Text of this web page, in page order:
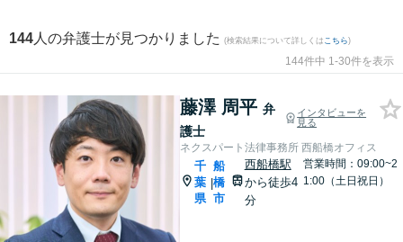
144 人の弁護士が見つかりました (検索結果について詳しくは こちら)
144件中 1-30件を表示
藤澤 周平 弁
護士
インタビューを
見る
ネクスパート法律事務所 西船橋オフィス
千
葉
県
|
船
橋
市
西船橋駅
から徒歩4
分
営業時間：09:00~2
1:00（土日祝日）